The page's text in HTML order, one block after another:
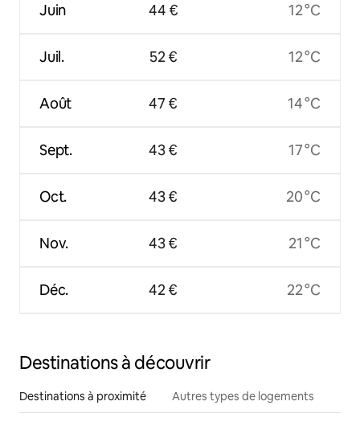
Juin
Juil.
Août
Sept.
Oct.
Nov.
Déc.
44 €
52 €
47 €
43 €
43 €
43 €
42 €
12 °C
12 °C
14 °C
17 °C
20 °C
21 °C
22 °C
Destinations à découvrir
Destinations à proximité Autres types de logements